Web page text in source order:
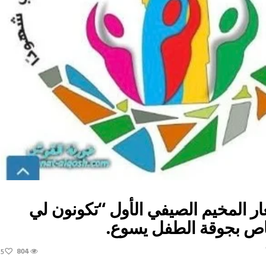
المخيم الصيفي الأول “تكونون لي
بجوقة الطفل يسوع.
804
5